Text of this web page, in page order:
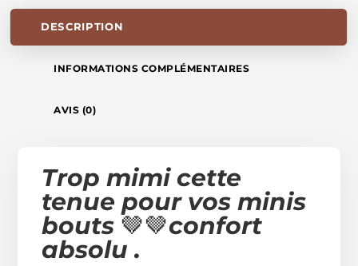
DESCRIPTION
INFORMATIONS COMPLÉMENTAIRES
AVIS (0)
Trop mimi cette
tenue pour vos minis
bouts 🤎🤎confort
absolu .